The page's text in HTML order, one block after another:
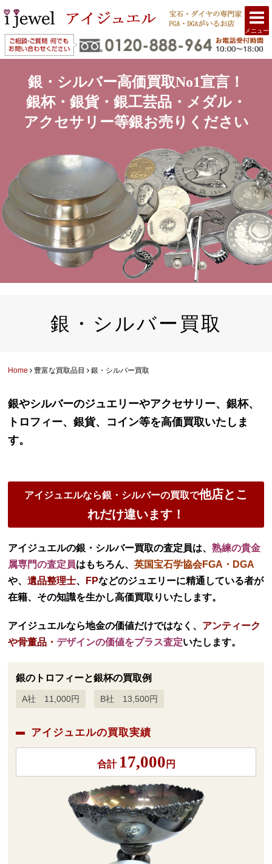
メニュー
銀・シルバー高価買取No1宣言！
銀杯・銀貨・銀工芸品・メダル・
アクセサリー等銀お売りください
銀・シルバー買取
Home 豊富な買取品目 銀・シルバー買取
銀やシルバーのジュエリーやアクセサリー、銀杯、
トロフィー、銀貨、コイン等を高価買取いたしま
す。
アイジュエルなら銀・シルバーの買取で他店とこ
れだけ違います！
アイジュエルの銀・シルバー買取の査定員は、熟練の貴金
属専門の査定員はもちろん、英国宝石学協会FGA・DGA
や、遺品整理士、 FPなどのジュエリーに精通している者が
在籍、その知識を生かし高価買取りいたします。
アイジュエルなら地金の価値だけではなく、 アンティーク
や骨董品・ デザインの価値をプラス査定いたします。
銀のトロフィーと銀杯の買取例
A社 11,000円 B社 13,500円
アイジュエルの買取実績
合計 17,000 円